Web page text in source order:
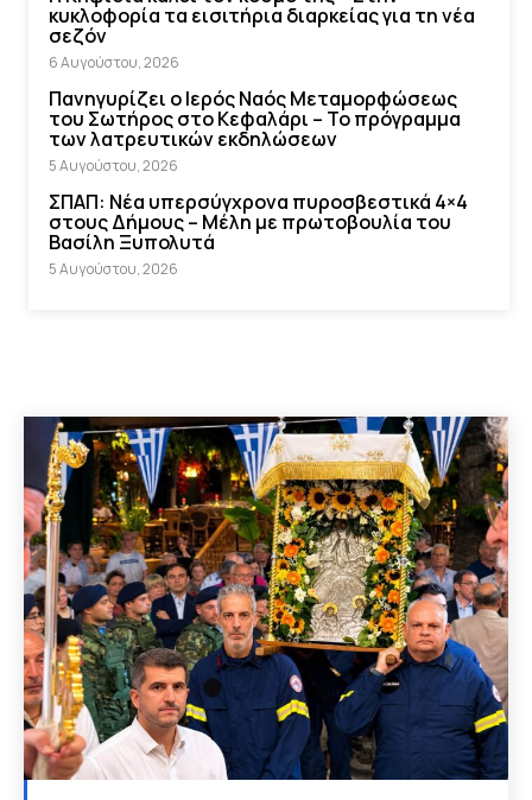
κυκλοφορία τα εισιτήρια διαρκείας για τη νέα
σεζόν
6 Αυγούστου, 2026
Πανηγυρίζει ο Ιερός Ναός Μεταμορφώσεως
του Σωτήρος στο Κεφαλάρι – Το πρόγραμμα
των λατρευτικών εκδηλώσεων
5 Αυγούστου, 2026
ΣΠΑΠ: Νέα υπερσύγχρονα πυροσβεστικά 4×4
στους Δήμους – Μέλη με πρωτοβουλία του
Βασίλη Ξυπολυτά
5 Αυγούστου, 2026